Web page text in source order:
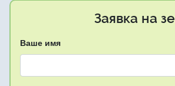
Заявка на
Ваше имя